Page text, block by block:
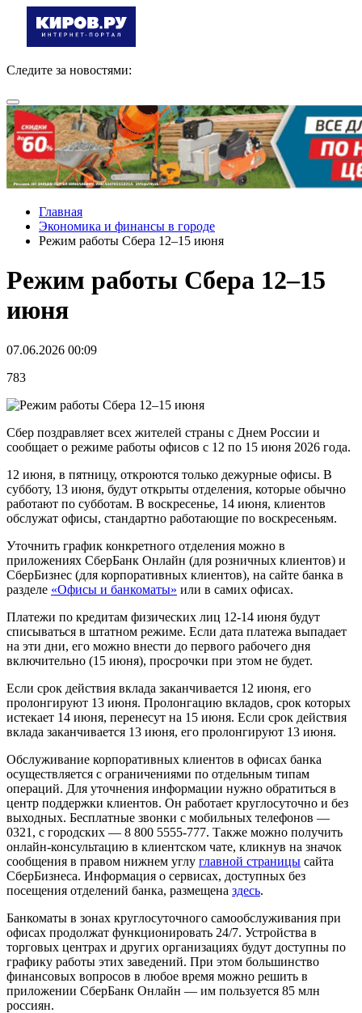
Следите за новостями:
Главная
Экономика и финансы в городе
Режим работы Сбера 12–15 июня
Режим работы Сбера 12–15
июня
07.06.2026 00:09
783
Сбер поздравляет всех жителей страны с Днем России и
сообщает о режиме работы офисов с 12 по 15 июня 2026 года.
12 июня, в пятницу, откроются только дежурные офисы. В
субботу, 13 июня, будут открыты отделения, которые обычно
работают по субботам. В воскресенье, 14 июня, клиентов
обслужат офисы, стандартно работающие по воскресеньям.
Уточнить график конкретного отделения можно в
приложениях СберБанк Онлайн (для розничных клиентов) и
СберБизнес (для корпоративных клиентов), на сайте банка в
разделе «Офисы и банкоматы» или в самих офисах.
Платежи по кредитам физических лиц 12-14 июня будут
списываться в штатном режиме. Если дата платежа выпадает
на эти дни, его можно внести до первого рабочего дня
включительно (15 июня), просрочки при этом не будет.
Если срок действия вклада заканчивается 12 июня, его
пролонгируют 13 июня. Пролонгацию вкладов, срок которых
истекает 14 июня, перенесут на 15 июня. Если срок действия
вклада заканчивается 13 июня, его пролонгируют 13 июня.
Обслуживание корпоративных клиентов в офисах банка
осуществляется с ограничениями по отдельным типам
операций. Для уточнения информации нужно обратиться в
центр поддержки клиентов. Он работает круглосуточно и без
выходных. Бесплатные звонки с мобильных телефонов —
0321, с городских — 8 800 5555-777. Также можно получить
онлайн-консультацию в клиентском чате, кликнув на значок
сообщения в правом нижнем углу главной страницы сайта
СберБизнеса. Информация о сервисах, доступных без
посещения отделений банка, размещена здесь.
Банкоматы в зонах круглосуточного самообслуживания при
офисах продолжат функционировать 24/7. Устройства в
торговых центрах и других организациях будут доступны по
графику работы этих заведений. При этом большинство
финансовых вопросов в любое время можно решить в
приложении СберБанк Онлайн — им пользуется 85 млн
россиян.